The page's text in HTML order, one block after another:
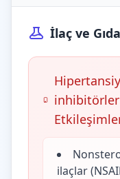
İlaç ve
ilaçlar